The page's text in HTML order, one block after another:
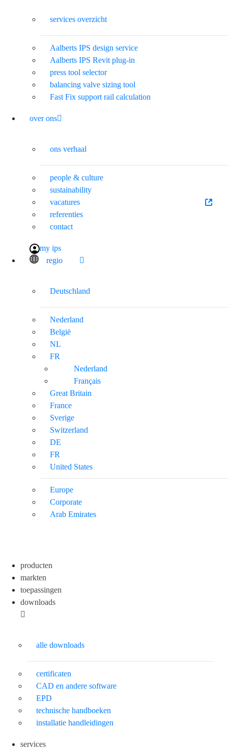
services overzicht
Aalberts IPS design service
Aalberts IPS Revit plug-in
press tool selector
balancing valve sizing tool
Fast Fix support rail calculation
over ons
ons verhaal
people & culture
sustainability
vacatures
referenties
contact
my ips
regio
Deutschland
Nederland
België
NL
FR
Nederland
Français
Great Britain
France
Sverige
Switzerland
DE
FR
United States
Europe
Corporate
Arab Emirates
producten
markten
toepassingen
downloads
alle downloads
certificaten
CAD en andere software
EPD
technische handboeken
installatie handleidingen
services